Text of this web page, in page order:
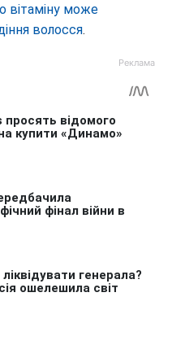
вітаміну може
волосся.